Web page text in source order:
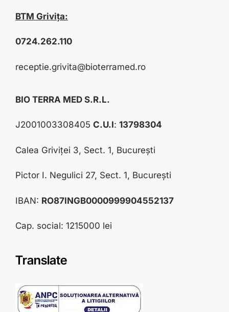
BTM Grivița:
0724.262.110
receptie.grivita@bioterramed.ro
BIO TERRA MED S.R.L.
J2001003308405 C.U.I: 13798304
Calea Griviței 3, Sect. 1, București
Pictor I. Negulici 27, Sect. 1, București
IBAN: RO87INGB0000999904552137
Cap. social: 1215000 lei
Translate